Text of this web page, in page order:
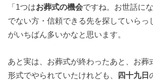
「1つはお葬式の機会ですね。お世話に
でない方・信頼できる先を探していらっ
がいちばん多いかなと思います。
あと実は、お葬式が終わったあと、お葬
形式でやられていたけれども、 四十九日